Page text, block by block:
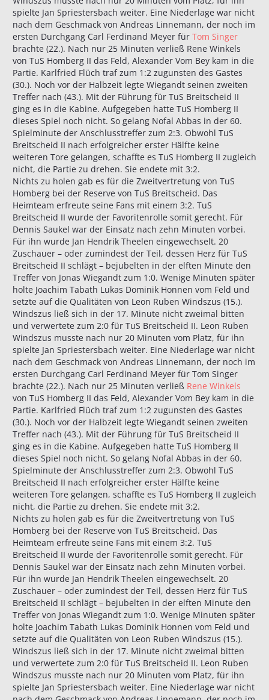
spielte Jan Spriestersbach weiter. Eine Niederlage war nicht
nach dem Geschmack von Andreas Linnemann, der noch im
ersten Durchgang Carl Ferdinand Meyer für Tom Singer
brachte (22.). Nach nur 25 Minuten verließ Rene Winkels
von TuS Homberg II das Feld, Alexander Vom Bey kam in die
Partie. Karlfried Flüch traf zum 1:2 zugunsten des Gastes
(30.). Noch vor der Halbzeit legte Wiegandt seinen zweiten
Treffer nach (43.). Mit der Führung für TuS Breitscheid II
ging es in die Kabine. Aufgegeben hatte TuS Homberg II
dieses Spiel noch nicht. So gelang Nofal Abbas in der 60.
Spielminute der Anschlusstreffer zum 2:3. Obwohl TuS
Breitscheid II nach erfolgreicher erster Hälfte keine
weiteren Tore gelangen, schaffte es TuS Homberg II zugleich
nicht, die Partie zu drehen. Sie endete mit 3:2.
Nichts zu holen gab es für die Zweitvertretung von TuS
Homberg bei der Reserve von TuS Breitscheid. Das
Heimteam erfreute seine Fans mit einem 3:2. TuS
Breitscheid II wurde der Favoritenrolle somit gerecht. Für
Dennis Saukel war der Einsatz nach zehn Minuten vorbei.
Für ihn wurde Jan Hendrik Theelen eingewechselt. 20
Zuschauer – oder zumindest der Teil, dessen Herz für TuS
Breitscheid II schlägt – bejubelten in der elften Minute den
Treffer von Jonas Wiegandt zum 1:0. Wenige Minuten später
holte Joachim Tabath Lukas Dominik Honnen vom Feld und
setzte auf die Qualitäten von Leon Ruben Windszus (15.).
Windszus ließ sich in der 17. Minute nicht zweimal bitten
und verwertete zum 2:0 für TuS Breitscheid II. Leon Ruben
Windszus musste nach nur 20 Minuten vom Platz, für ihn
spielte Jan Spriestersbach weiter. Eine Niederlage war nicht
nach dem Geschmack von Andreas Linnemann, der noch im
ersten Durchgang Carl Ferdinand Meyer für Tom Singer
brachte (22.). Nach nur 25 Minuten verließ Rene Winkels
von TuS Homberg II das Feld, Alexander Vom Bey kam in die
Partie. Karlfried Flüch traf zum 1:2 zugunsten des Gastes
(30.). Noch vor der Halbzeit legte Wiegandt seinen zweiten
Treffer nach (43.). Mit der Führung für TuS Breitscheid II
ging es in die Kabine. Aufgegeben hatte TuS Homberg II
dieses Spiel noch nicht. So gelang Nofal Abbas in der 60.
Spielminute der Anschlusstreffer zum 2:3. Obwohl TuS
Breitscheid II nach erfolgreicher erster Hälfte keine
weiteren Tore gelangen, schaffte es TuS Homberg II zugleich
nicht, die Partie zu drehen. Sie endete mit 3:2.
Nichts zu holen gab es für die Zweitvertretung von TuS
Homberg bei der Reserve von TuS Breitscheid. Das
Heimteam erfreute seine Fans mit einem 3:2. TuS
Breitscheid II wurde der Favoritenrolle somit gerecht. Für
Dennis Saukel war der Einsatz nach zehn Minuten vorbei.
Für ihn wurde Jan Hendrik Theelen eingewechselt. 20
Zuschauer – oder zumindest der Teil, dessen Herz für TuS
Breitscheid II schlägt – bejubelten in der elften Minute den
Treffer von Jonas Wiegandt zum 1:0. Wenige Minuten später
holte Joachim Tabath Lukas Dominik Honnen vom Feld und
setzte auf die Qualitäten von Leon Ruben Windszus (15.).
Windszus ließ sich in der 17. Minute nicht zweimal bitten
und verwertete zum 2:0 für TuS Breitscheid II. Leon Ruben
Windszus musste nach nur 20 Minuten vom Platz, für ihn
spielte Jan Spriestersbach weiter. Eine Niederlage war nicht